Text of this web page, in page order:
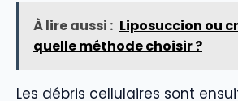
À lire aussi : Liposuccion ou
quelle méthode choisir ?
Les débris cellulaires sont